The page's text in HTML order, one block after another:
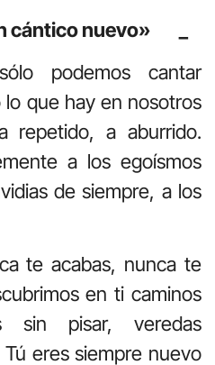
cántico nuevo» _
podemos cantar
lo que hay en nosotros
repetido, a aburrido.
a los egoísmos
de siempre, a los
te acabas, nunca te
en ti caminos
sin pisar, veredas
eres siempre nuevo